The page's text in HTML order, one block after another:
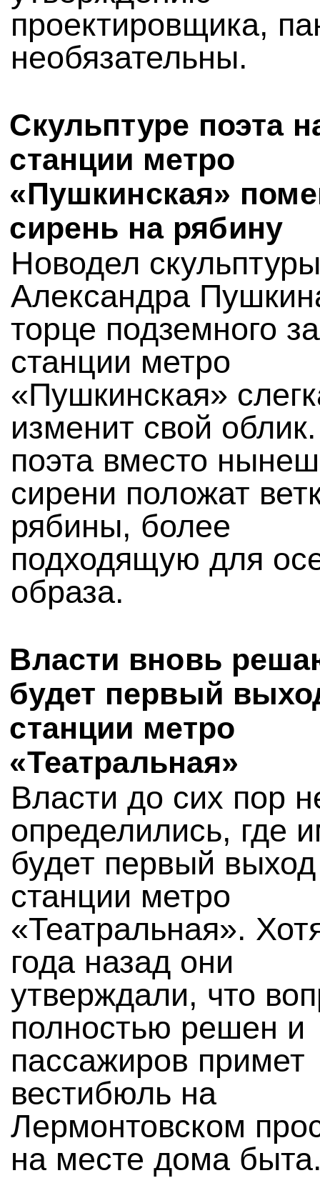
проектировщика,
необязательны.
Скульптуре поэта
станции метро
«Пушкинская»
сирень на рябину
Новодел скульптуры
Александра
торце подземного
станции метро
«Пушкинская»
изменит свой
поэта вместо
сирени положат
рябины, более
подходящую для
образа.
Власти вновь
будет первый
станции метро
«Театральная»
Власти до сих пор
определились, где
будет первый
станции метро
«Театральная».
года назад они
утверждали, что
полностью решен и
пассажиров примет
вестибюль на
Лермонтовском
на месте дома